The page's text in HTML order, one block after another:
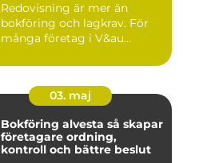
Redovisning är mer än
bokföring och lagkrav. För
många företag i V&au...
03. maj
Bokföring alvesta så skapar
företagare ordning,
kontroll och bättre beslut